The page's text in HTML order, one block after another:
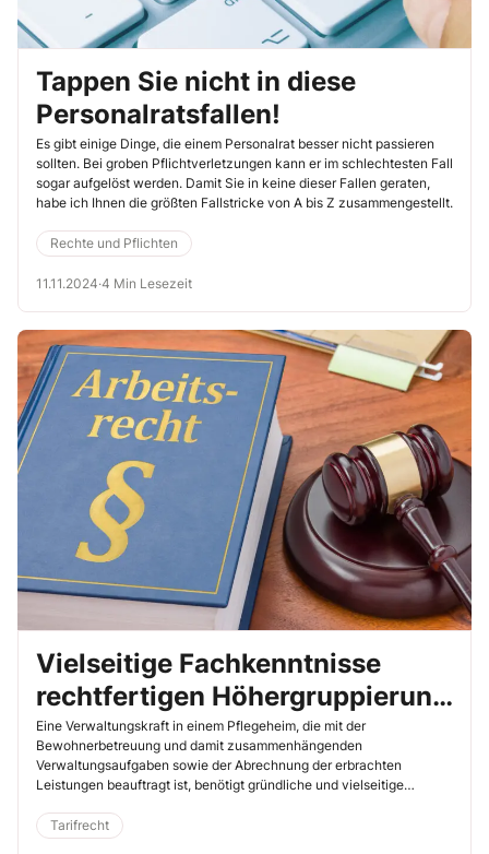
Tappen Sie nicht in diese
Personalratsfallen!
Es gibt einige Dinge, die einem Personalrat besser nicht passieren
sollten. Bei groben Pflichtverletzungen kann er im schlechtesten Fall
sogar aufgelöst werden. Damit Sie in keine dieser Fallen geraten,
habe ich Ihnen die größten Fallstricke von A bis Z zusammengestellt.
Rechte und Pflichten
11.11.2024·4 Min Lesezeit
Vielseitige Fachkenntnisse
rechtfertigen Höhergruppierung
einer Verwaltungskraft
Eine Verwaltungskraft in einem Pflegeheim, die mit der
Bewohnerbetreuung und damit zusammenhängenden
Verwaltungsaufgaben sowie der Abrechnung der erbrachten
Leistungen beauftragt ist, benötigt gründliche und vielseitige
Dienst (TVöD) (Landesarbeitsgericht (LAG) Mecklenburg-
Vorpommern, 6.8.2024, Az. 5 SLa 2/24).
Tarifrecht